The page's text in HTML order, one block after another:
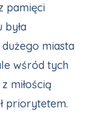
pamięci
była
miasta
wśród tych
miłością
priorytetem.